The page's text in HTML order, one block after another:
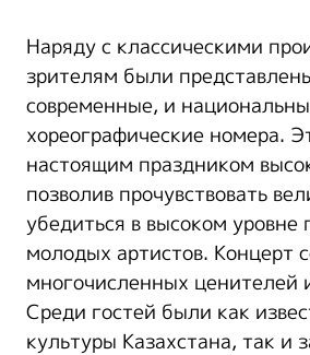
Наряду с классическими
зрителям были
современные, и
хореографические номера.
настоящим праздником
позволив прочувствовать
убедиться в высоком уровне
молодых артистов. Концерт
многочисленных ценителей
Среди гостей были как
культуры Казахстана, так и